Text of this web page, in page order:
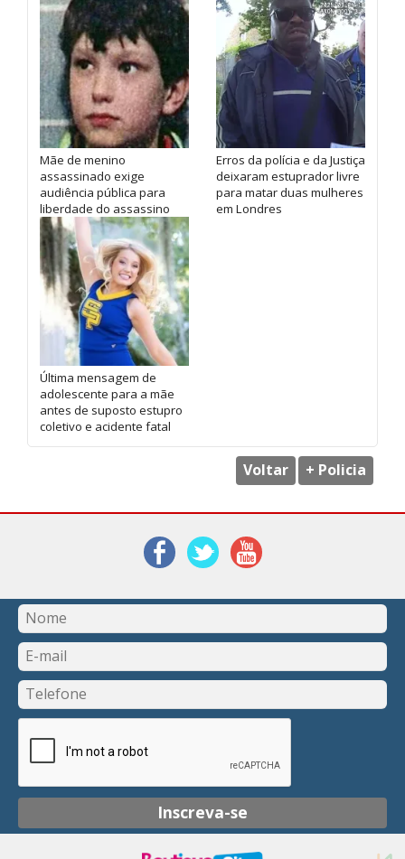
Mãe de menino
assassinado exige
audiência pública para
liberdade do assassino
Erros da polícia e da Justiça
deixaram estuprador livre
para matar duas mulheres
em Londres
Última mensagem de
adolescente para a mãe
antes de suposto estupro
coletivo e acidente fatal
Voltar + Policia
Inscreva-se